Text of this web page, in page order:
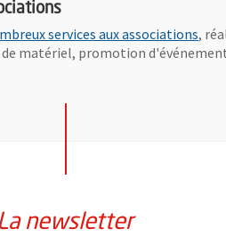
services aux associations,
matériel, promotion
La newsletter